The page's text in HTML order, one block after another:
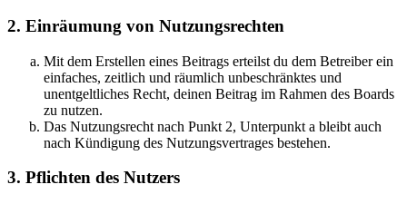
2. Einräumung von Nutzungsrechten
Mit dem Erstellen eines Beitrags erteilst du dem Betreiber ein
einfaches, zeitlich und räumlich unbeschränktes und
unentgeltliches Recht, deinen Beitrag im Rahmen des Boards
zu nutzen.
Das Nutzungsrecht nach Punkt 2, Unterpunkt a bleibt auch
nach Kündigung des Nutzungsvertrages bestehen.
3. Pflichten des Nutzers